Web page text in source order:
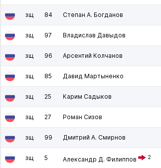
зщ 84 Степан А. Богданов
зщ 97 Владислав Давыдов
зщ 96 Арсентий Колчанов
зщ 85 Давид Мартыненко
зщ 25 Карим Садыков
зщ 27 Роман Сизов
зщ 99 Дмитрий А. Смирнов
зщ 5 Александр Д. Филиппов 2